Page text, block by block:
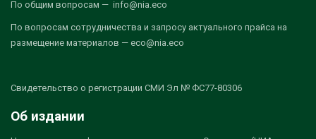
По общим вопросам — info@nia.eco
По вопросам сотрудничества и запросу актуального прайса на
размещение материалов — eco@nia.eco
Свидетельство о регистрации СМИ Эл № ФС77-80306
Об издании